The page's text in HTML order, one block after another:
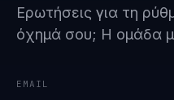
Ερωτήσεις για τη
όχημά σου; Η ομάδα
EMAIL